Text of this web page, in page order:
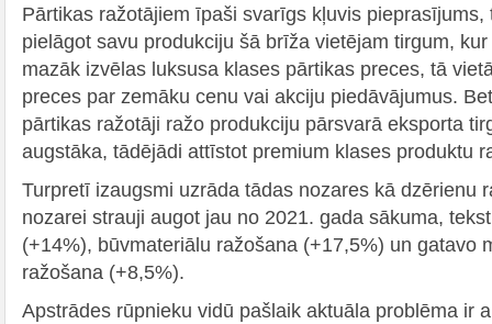
Pārtikas ražotājiem īpaši svarīgs kļuvis
pielāgot savu produkciju šā brīža vietējam tirgum,
mazāk izvēlas luksusa klases pārtikas preces, tā
preces par zemāku cenu vai akciju piedāvājumus.
pārtikas ražotāji ražo produkciju pārsvarā eksporta
augstāka, tādējādi attīstot premium klases produktu
Turpretī izaugsmi uzrāda tādas nozares kā dzērienu
nozarei strauji augot jau no 2021. gada sākuma,
(+14%), būvmateriālu ražošana (+17,5%) un gatavo
ražošana (+8,5%).
Apstrādes rūpnieku vidū pašlaik aktuāla problēma ir